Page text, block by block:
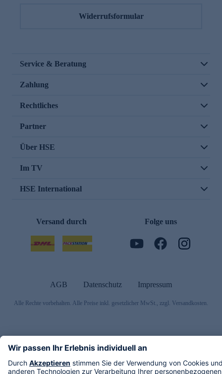
Widerrufsformular
Service & Beratung
Zahlung
Rechtliches
Partner
Über HSE
Im TV
HSE International
Versand durch Folge uns
AGB Datenschutz Impressum
Alle Rechte vorbehalten. Alle Preise inkl. gesetzlicher MwSt., zzgl. Versandkosten.